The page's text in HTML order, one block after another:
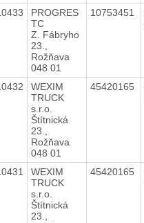
PROGRES
TC
Z. Fábryho
23.,
Rožňava
048 01
10753451
WEXIM
TRUCK
s.r.o.
Štítnická
23.,
Rožňava
048 01
45420165
WEXIM
TRUCK
s.r.o.
Štítnická
23.,
45420165